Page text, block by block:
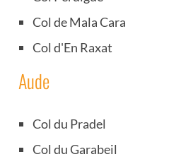
Col de Mala Cara
Col d'En Raxat
Aude
Col du Pradel
Col du Garabeil